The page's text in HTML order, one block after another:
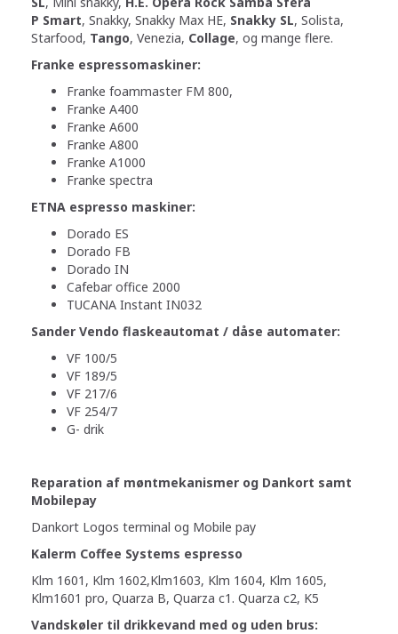
P Smart, Snakky, Snakky Max HE, Snakky SL, Solista,
Starfood, Tango, Venezia, Collage, og mange flere.
Franke espressomaskiner:
Franke foammaster FM 800,
Franke A400
Franke A600
Franke A800
Franke A1000
Franke spectra
ETNA espresso maskiner:
Dorado ES
Dorado FB
Dorado IN
Cafebar office 2000
TUCANA Instant IN032
Sander Vendo flaskeautomat / dåse automater:
VF 100/5
VF 189/5
VF 217/6
VF 254/7
G- drik
Reparation af møntmekanismer og Dankort samt
Mobilepay
Dankort Logos terminal og Mobile pay
Kalerm Coffee Systems espresso
Klm 1601, Klm 1602,Klm1603, Klm 1604, Klm 1605,
Klm1601 pro, Quarza B, Quarza c1. Quarza c2, K5
Vandskøler til drikkevand med og uden brus: